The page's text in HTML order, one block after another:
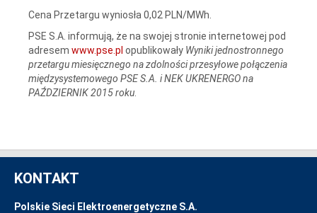
Cena Przetargu wyniosła 0,02 PLN/MWh.
PSE S.A. informują, że na swojej stronie internetowej pod
adresem www.pse.pl opublikowały Wyniki jednostronnego
przetargu miesięcznego na zdolności przesyłowe połączenia
międzysystemowego PSE S.A. i NEK UKRENERGO na
PAŹDZIERNIK 2015 roku
KONTAKT
Polskie Sieci Elektroenergetyczne S.A.